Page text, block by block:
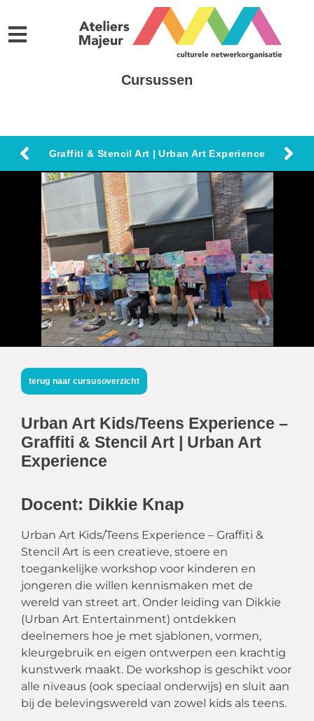
Cursussen
Graffiti & Stencil Art | Urban Art Experience
terug naar cursusoverzicht
Urban Art Kids/Teens Experience –
Graffiti & Stencil Art | Urban Art
Experience
Docent: Dikkie Knap
Urban Art Kids/Teens Experience – Graffiti &
Stencil Art is een creatieve, stoere en
toegankelijke workshop voor kinderen en
jongeren die willen kennismaken met de
wereld van street art. Onder leiding van Dikkie
(Urban Art Entertainment) ontdekken
deelnemers hoe je met sjablonen, vormen,
kleurgebruik en eigen ontwerpen een krachtig
kunstwerk maakt. De workshop is geschikt voor
alle niveaus (ook speciaal onderwijs) en sluit aan
bij de belevingswereld van zowel kids als teens.